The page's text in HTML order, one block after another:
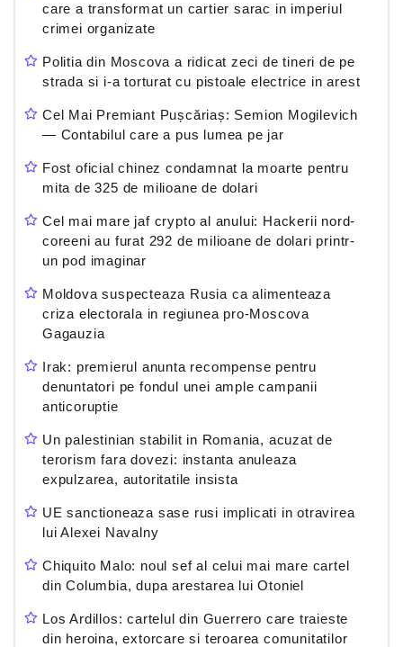
care a transformat un cartier sarac in imperiul
crimei organizate
Politia din Moscova a ridicat zeci de tineri de pe
strada si i-a torturat cu pistoale electrice in arest
Cel Mai Premiant Pușcăriaș: Semion Mogilevich
— Contabilul care a pus lumea pe jar
Fost oficial chinez condamnat la moarte pentru
mita de 325 de milioane de dolari
Cel mai mare jaf crypto al anului: Hackerii nord-
coreeni au furat 292 de milioane de dolari printr-
un pod imaginar
Moldova suspecteaza Rusia ca alimenteaza
criza electorala in regiunea pro-Moscova
Gagauzia
Irak: premierul anunta recompense pentru
denuntatori pe fondul unei ample campanii
anticoruptie
Un palestinian stabilit in Romania, acuzat de
terorism fara dovezi: instanta anuleaza
expulzarea, autoritatile insista
UE sanctioneaza sase rusi implicati in otravirea
lui Alexei Navalny
Chiquito Malo: noul sef al celui mai mare cartel
din Columbia, dupa arestarea lui Otoniel
Los Ardillos: cartelul din Guerrero care traieste
din heroina, extorcare si teroarea comunitatilor